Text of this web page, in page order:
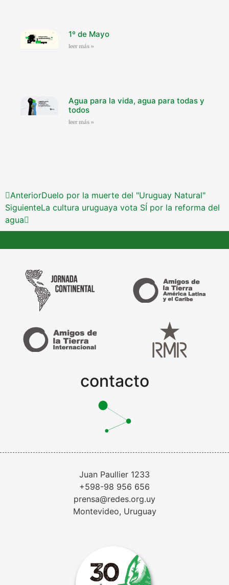
1º de Mayo
leer más »
Agua para la vida, agua para todas y
todos
leer más »
AnteriorDuelo por la muerte del "Uruguay Natural"
SiguienteLa cultura uruguaya vota SÍ por la reforma del
agua
contacto
Juan Paullier 1233
+598-98 956 656
prensa@redes.org.uy
Montevideo, Uruguay